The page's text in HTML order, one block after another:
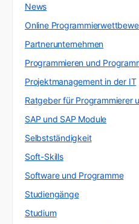
News
Online
Partnerunternehmen
Programmieren und
Projektmanagement in der IT
Ratgeber für Programmierer
SAP und SAP Module
Selbstständigkeit
Soft-Skills
Software und Programme
Studiengänge
Studium